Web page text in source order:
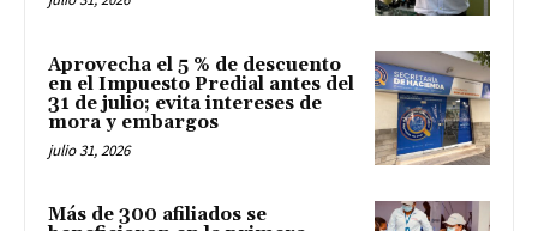
Aprovecha el 5 % de descuento
en el Impuesto Predial antes del
31 de julio; evita intereses de
mora y embargos
julio 31, 2026
Más de 300 afiliados se